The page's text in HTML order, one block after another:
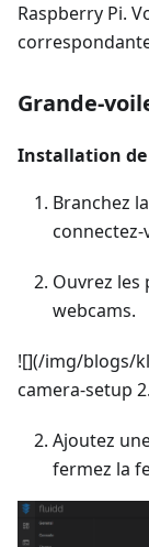
Raspberry Pi.
Grande-
Installation de
Branchez
connectez-
Ouvrez les
webcams.
![](/img/blogs/
camera-setup
Ajoutez
fermez la